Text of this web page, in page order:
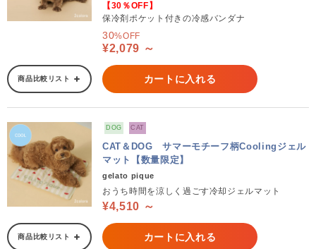
【30％OFF】
保冷剤ポケット付きの冷感バンダナ
30%OFF
¥2,079 ～
商品比較リスト カートに入れる
DOG CAT
CAT＆DOG サマーモチーフ柄Coolingジェル
マット【数量限定】
gelato pique
おうち時間を涼しく過ごす冷却ジェルマット
¥4,510 ～
商品比較リスト カートに入れる